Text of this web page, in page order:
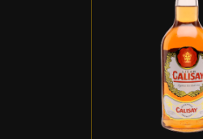
ADD TO CART /